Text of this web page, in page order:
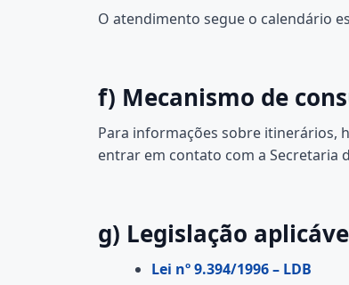
O atendimento segue o calendário
f) Mecanismo de
Para informações sobre itinerários,
entrar em contato com a Secretaria
g) Legislação
Lei nº 9.394/1996 – LDB